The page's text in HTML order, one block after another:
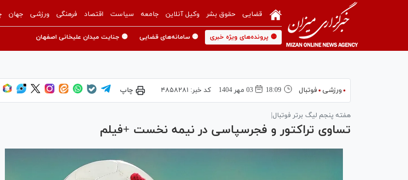
قضایی حقوق بشر وکیل آنلاین جامعه سیاست اقتصاد فرهنگی ورزشی جهان
🟡 پرونده‌های ویژه خبری 🟡 سامانه‌های قضایی 🟡 جنایت میدان علیخانی اصفهان
ورزشی فوتبال 18:09 03 مهر 1404 کد خبر: ۴۸۵۸۲۸۱ چاپ
هفته پنجم لیگ برتر فوتبال|
تساوی تراکتور و فجرسپاسی در نیمه نخست +فیلم